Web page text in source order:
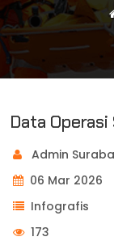
Data
Admin
06 Mar 2026
Infografis
173